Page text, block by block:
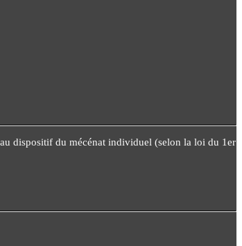
dispositif du mécénat individuel (selon la loi du 1er